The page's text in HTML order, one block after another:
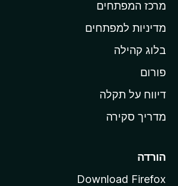
י
ת
ל
M
i
l
מרכז המפתחים
מדיניות למפתחים
בלוג קהילה
פורום
דיווח על תקלה
מדריך סקירה
הורדה
Download Firefox